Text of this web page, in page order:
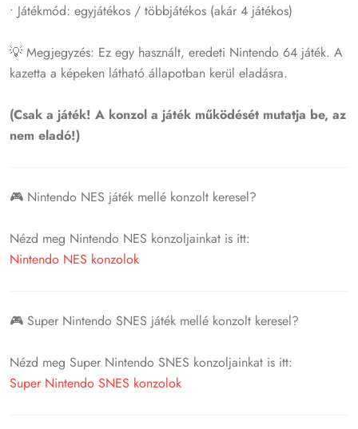
• Játékmód: egyjátékos / többjátékos (akár 4 játékos)
💡 Megjegyzés: Ez egy használt, eredeti Nintendo 64 játék. A
kazetta a képeken látható állapotban kerül eladásra.
(Csak a játék! A konzol a játék működését mutatja be, az
nem eladó!)
🎮 Nintendo NES játék mellé konzolt keresel?
Nézd meg Nintendo NES konzoljainkat is itt:
Nintendo NES konzolok
🎮 Super Nintendo SNES játék mellé konzolt keresel?
Nézd meg Super Nintendo SNES konzoljainkat is itt:
Super Nintendo SNES konzolok